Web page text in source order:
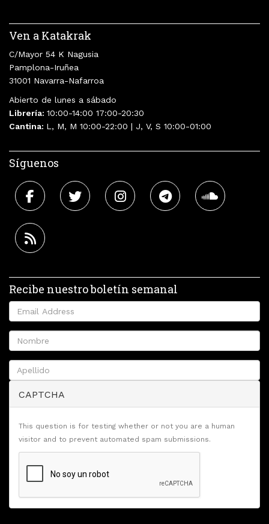
Ven a Katakrak
C/Mayor 54 K Nagusia
Pamplona-Iruñea
31001 Navarra-Nafarroa
Abierto de lunes a sábado
Librería: 10:00-14:00 17:00-20:30
Cantina: L, M, M 10:00-22:00 | J, V, S 10:00-01:00
Síguenos
Recibe nuestro boletín semanal
CAPTCHA
This question is for testing whether or not you are a human
visitor and to prevent automated spam submissions.